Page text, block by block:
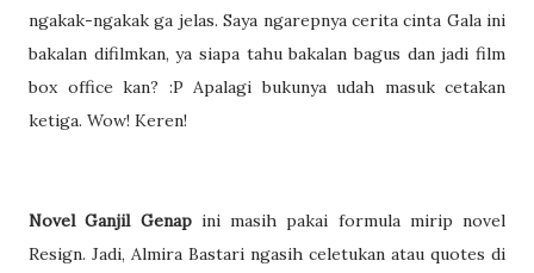
ngakak-ngakak ga jelas. Saya ngarepnya cerita cinta Gala ini
bakalan difilmkan, ya siapa tahu bakalan bagus dan jadi film
box office kan? :P Apalagi bukunya udah masuk cetakan
ketiga. Wow! Keren!
Novel Ganjil Genapini masih pakai formula mirip novel
Resign. Jadi, Almira Bastari ngasih celetukan atau quotes di